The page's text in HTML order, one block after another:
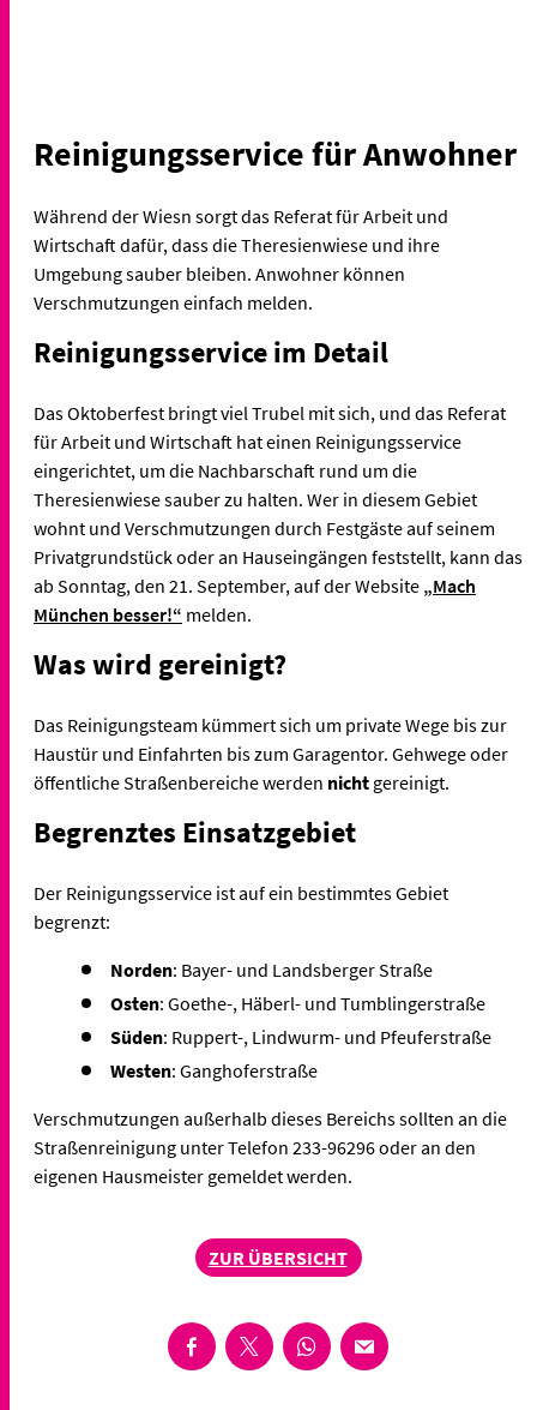
Reinigungsservice für Anwohner
Während der Wiesn sorgt das Referat für Arbeit und
Wirtschaft dafür, dass die Theresienwiese und ihre
Umgebung sauber bleiben. Anwohner können
Verschmutzungen einfach melden.
Reinigungsservice im Detail
Das Oktoberfest bringt viel Trubel mit sich, und das Referat
für Arbeit und Wirtschaft hat einen Reinigungsservice
eingerichtet, um die Nachbarschaft rund um die
Theresienwiese sauber zu halten. Wer in diesem Gebiet
wohnt und Verschmutzungen durch Festgäste auf seinem
Privatgrundstück oder an Hauseingängen feststellt, kann das
ab Sonntag, den 21. September, auf der Website „Mach
München besser!“ melden.
Was wird gereinigt?
Das Reinigungsteam kümmert sich um private Wege bis zur
Haustür und Einfahrten bis zum Garagentor. Gehwege oder
öffentliche Straßenbereiche werden nicht gereinigt.
Begrenztes Einsatzgebiet
Der Reinigungsservice ist auf ein bestimmtes Gebiet
begrenzt:
Norden: Bayer- und Landsberger Straße
Osten: Goethe-, Häberl- und Tumblingerstraße
Süden: Ruppert-, Lindwurm- und Pfeuferstraße
Westen: Ganghoferstraße
Verschmutzungen außerhalb dieses Bereichs sollten an die
Straßenreinigung unter Telefon 233-96296 oder an den
eigenen Hausmeister gemeldet werden.
ZUR ÜBERSICHT